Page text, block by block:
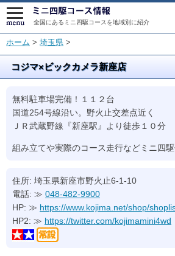
全国にあるミニ四駆コースを地域別に紹介
ホーム > 埼玉県 >
コジマ×ビックカメラ新座店
無料駐車場完備！１１２台
国道254号線沿い。野火止交差点近く
ＪＲ武蔵野線『新座駅』より徒歩１０分
組み立てや実際のコース走行などミニ四
住所: 埼玉県新座市野火止6-1-10
電話: ≫ 048-482-9900
HP: ≫ https://www.kojima.net/shop/
HP2: ≫ https://twitter.com/kojimamini4wd